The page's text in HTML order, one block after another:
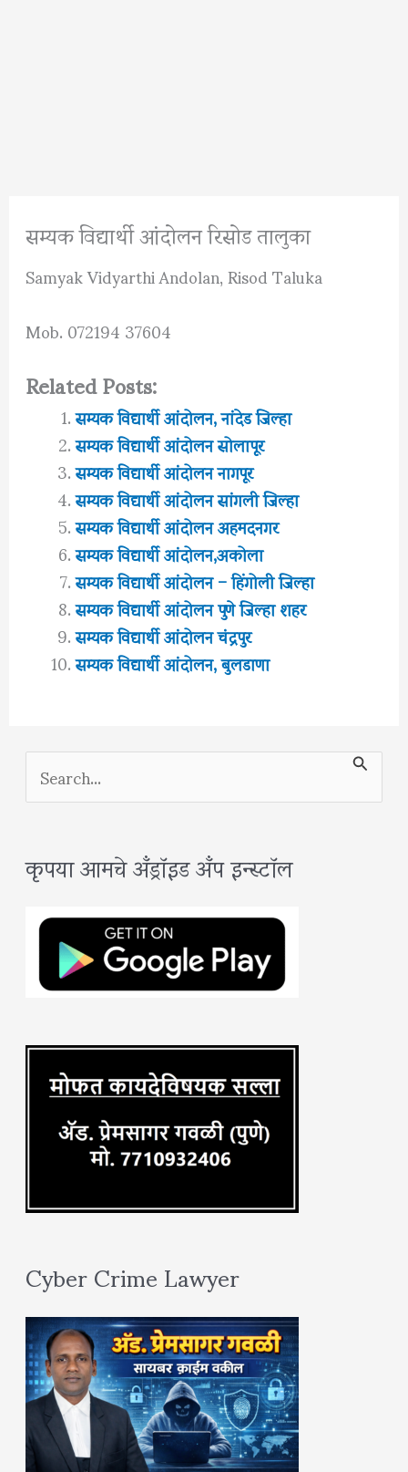
सम्यक विद्यार्थी आंदोलन रिसोड तालुका
Samyak Vidyarthi Andolan, Risod Taluka
Mob. 072194 37604
Related Posts:
सम्यक विद्यार्थी आंदोलन, नांदेड जिल्हा
सम्यक विद्यार्थी आंदोलन सोलापूर
सम्यक विद्यार्थी आंदोलन नागपूर
सम्यक विद्यार्थी आंदोलन सांगली जिल्हा
सम्यक विद्यार्थी आंदोलन अहमदनगर
सम्यक विद्यार्थी आंदोलन,अकोला
सम्यक विद्यार्थी आंदोलन – हिंगोली जिल्हा
सम्यक विद्यार्थी आंदोलन पुणे जिल्हा शहर
सम्यक विद्यार्थी आंदोलन चंद्रपुर
सम्यक विद्यार्थी आंदोलन, बुलडाणा
S
e
r
c
:
कृपया आमचे अँड्रॉइड अँप इन्स्टॉल
Cyber Crime Lawyer